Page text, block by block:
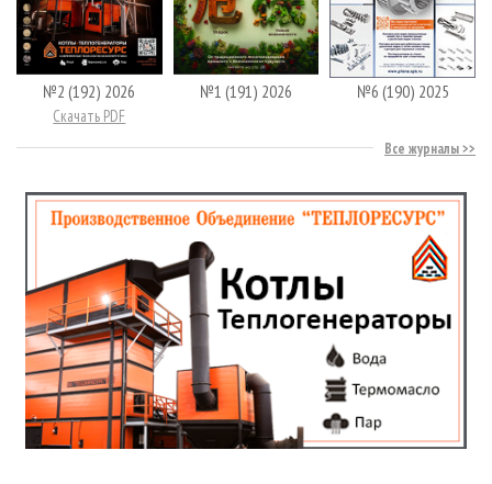
№2 (192) 2026
Скачать PDF
№1 (191) 2026 №6 (190) 2025
Все журналы